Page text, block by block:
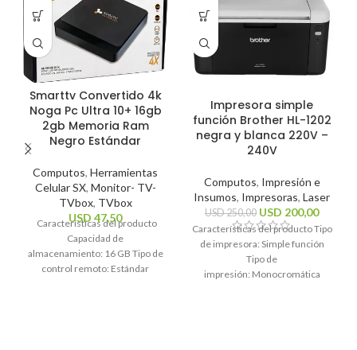
Smarttv Convertido 4k
Noga Pc Ultra 10+ 16gb
2gb Memoria Ram
Negro Estándar
Computos, Herramientas
Celular SX, Monitor- TV-
TVbox, TVbox
USD 47,50
Características del producto
Capacidad de
almacenamiento: 16 GB Tipo de
control remoto: Estándar
Impresora simple
función Brother HL-1202
negra y blanca 220V –
240V
Computos, Impresión e
Insumos, Impresoras, Laser
USD250,00 USD 200,00
Características del producto Tipo
de impresora: Simple función
Tipo de
impresión: Monocromática